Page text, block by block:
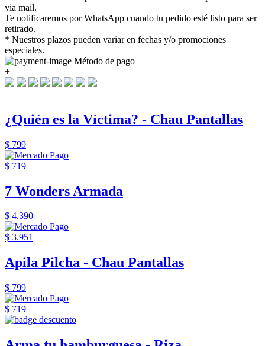
via mail.
Te notificaremos por WhatsApp cuando tu pedido esté listo para ser
retirado.
* Nuestros plazos pueden variar en fechas y/o promociones
especiales.
Método de pago
+
¿Quién es la Víctima? - Chau Pantallas
$ 799
$ 719
7 Wonders Armada
$ 4.390
$ 3.951
Apila Pilcha - Chau Pantallas
$ 799
$ 719